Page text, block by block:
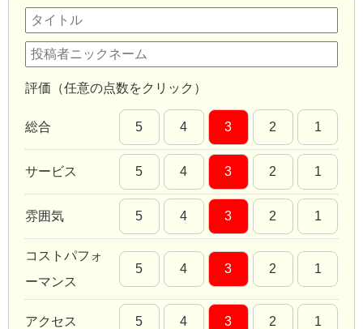
評価（任意の点数をクリック）
総合 5 4 3 2 1
サービス 5 4 3 2 1
雰囲気 5 4 3 2 1
コストパフォ
ーマンス
5 4 3 2 1
アクセス 5 4 3 2 1